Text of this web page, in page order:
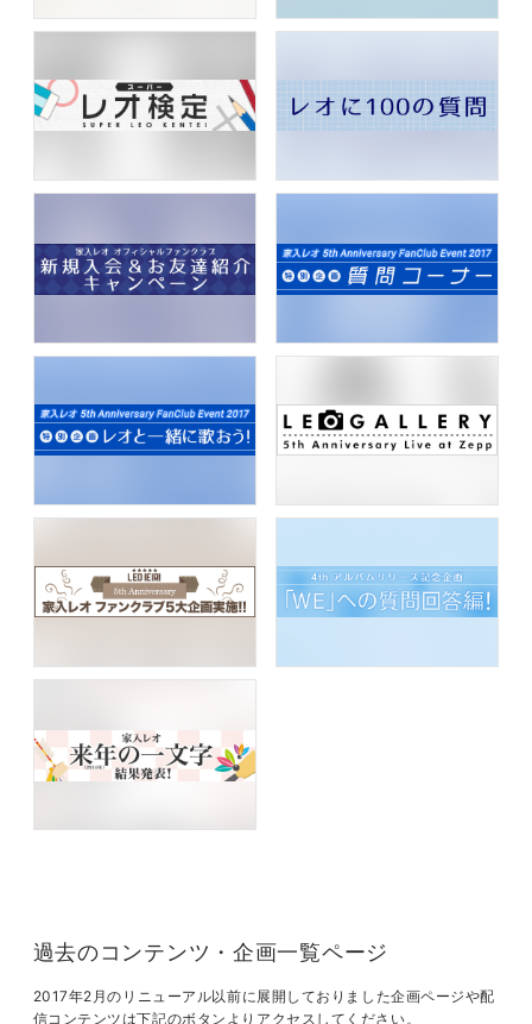
過去のコンテンツ・企画一覧ページ
2017年2月のリニューアル以前に展開しておりました企画ページや配
信コンテンツは下記のボタンよりアクセスしてください。